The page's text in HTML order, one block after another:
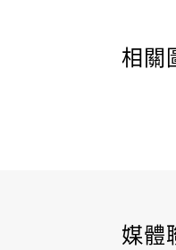
相關
媒體